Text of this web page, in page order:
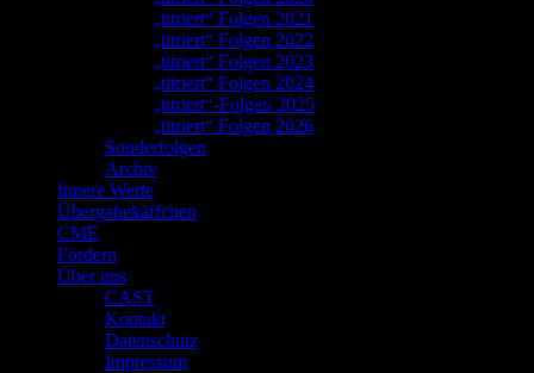
„titriert“ Folgen 2021
„titriert“ Folgen 2022
„titriert“ Folgen 2023
„titriert“ Folgen 2024
„titriert“-Folgen 2025
„titriert“ Folgen 2026
Sonderfolgen
Archiv
Innere Werte
Übergabekäffchen
CME
Fördern
Über uns
CAST
Kontakt
Datenschutz
Impressum